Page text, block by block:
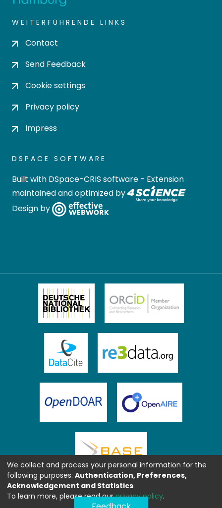
WEITERFÜHRENDE LINKS
Contact
Send Feedback
Cookie settings
Privacy policy
Impress
DSPACE SOFTWARE
Built with DSpace-CRIS software - Extension
maintained and optimized by
Design by
We collect and process your personal information for the
following purposes: Authentication, Preferences,
Acknowledgement and Statistics.
To learn more, please read ourprivacy policy.